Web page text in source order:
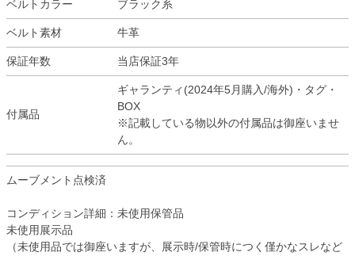
ベルトカラー ブラック系
ベルト素材 牛革
保証年数 当店保証3年
付属品
ギャランティ(2024年5月購入/海外)・タグ・
BOX
※記載している物以外の付属品は御座いませ
ん。
ムーブメント点検済
コンディション詳細：未使用保管品
未使用展示品
（未使用品では御座いますが、展示時/保管時につく僅かなスレなど